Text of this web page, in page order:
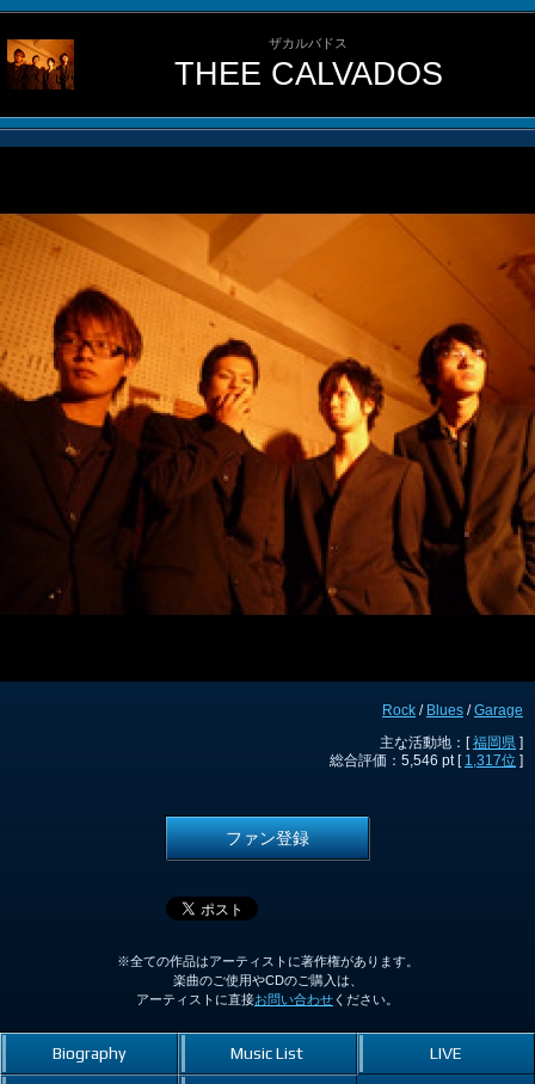
ザカルバドス
THEE CALVADOS
Rock / Blues /Garage
主な活動地：[福岡県 ]
総合評価：5,546 pt [ 1,317位 ]
ファン登録
※全ての作品はアーティストに著作権があります。
楽曲のご使用やCDのご購入は、
アーティストに直接お問い合わせ ください。
Biography Music List LIVE